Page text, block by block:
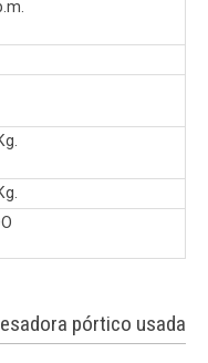
pórtico usada